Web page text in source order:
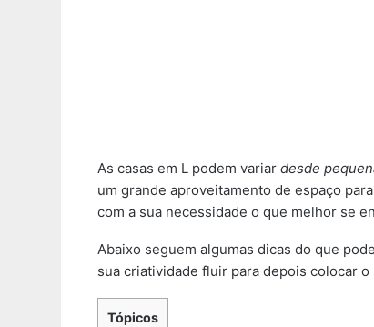
As casas em L podem variar desde
um grande aproveitamento de espaço
com a sua necessidade o que melhor se
Abaixo seguem algumas dicas do que
sua criatividade fluir para depois colocar
Tópicos